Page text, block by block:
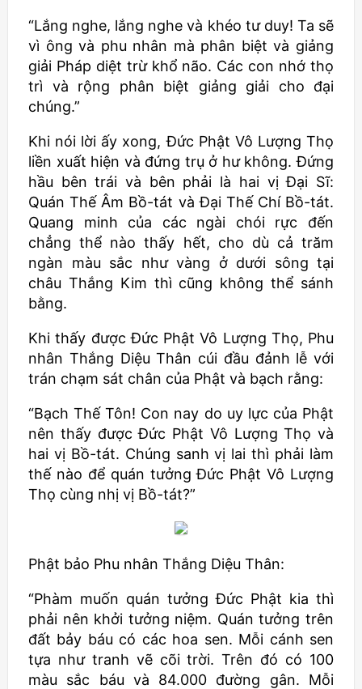
“Lắng nghe, lắng nghe và khéo tư duy! Ta sẽ
vì ông và phu nhân mà phân biệt và giảng
giải Pháp diệt trừ khổ não. Các con nhớ thọ
trì và rộng phân biệt giảng giải cho đại
chúng.”
Khi nói lời ấy xong, Đức Phật Vô Lượng Thọ
liền xuất hiện và đứng trụ ở hư không. Đứng
hầu bên trái và bên phải là hai vị Đại Sĩ:
Quán Thế Âm Bồ-tát và Đại Thế Chí Bồ-tát.
Quang minh của các ngài chói rực đến
chẳng thể nào thấy hết, cho dù cả trăm
ngàn màu sắc như vàng ở dưới sông tại
châu Thắng Kim thì cũng không thể sánh
bằng.
Khi thấy được Đức Phật Vô Lượng Thọ, Phu
nhân Thắng Diệu Thân cúi đầu đảnh lễ với
trán chạm sát chân của Phật và bạch rằng:
“Bạch Thế Tôn! Con nay do uy lực của Phật
nên thấy được Đức Phật Vô Lượng Thọ và
hai vị Bồ-tát. Chúng sanh vị lai thì phải làm
thế nào để quán tưởng Đức Phật Vô Lượng
Thọ cùng nhị vị Bồ-tát?”
Phật bảo Phu nhân Thắng Diệu Thân:
“Phàm muốn quán tưởng Đức Phật kia thì
phải nên khởi tưởng niệm. Quán tưởng trên
đất bảy báu có các hoa sen. Mỗi cánh sen
tựa như tranh vẽ cõi trời. Trên đó có 100
màu sắc báu và 84.000 đường gân. Mỗi